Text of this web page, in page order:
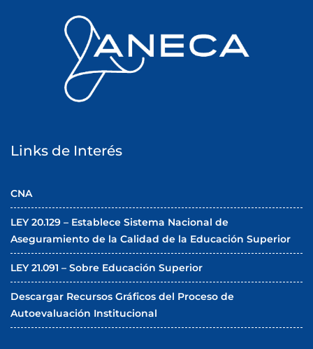
Links de Interés
CNA
LEY 20.129 – Establece Sistema Nacional de
Aseguramiento de la Calidad de la Educación Superior
LEY 21.091 – Sobre Educación Superior
Descargar Recursos Gráficos del Proceso de
Autoevaluación Institucional